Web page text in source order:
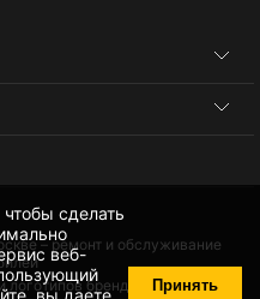
сделать
веб-
вы даете Принять
– ремонт и обслуживание
бренда происходит